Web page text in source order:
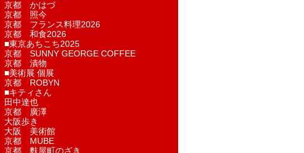
京都 かはづ
京都 照今
京都 フランス料理2026
京都 和食2026
■東京あちこち2025
京都 SUNNY GEORGE COFFEE
京都 漬物
■美術展 個展
京都 ROBYN
■キティさん
田中達也
京都 廣澤
大阪歩き
大阪 美術館
京都 MUBE
京都 麩屋町のざき